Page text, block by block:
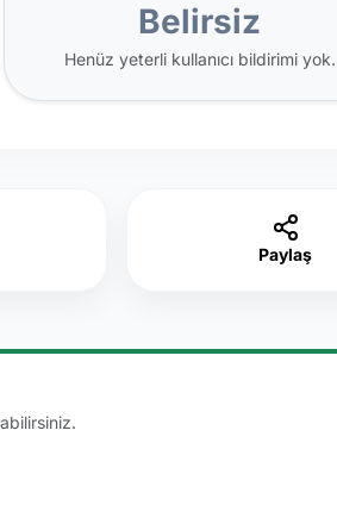
Belirsiz
Henüz yeterli kullanıcı bildirimi yok.
Paylaş